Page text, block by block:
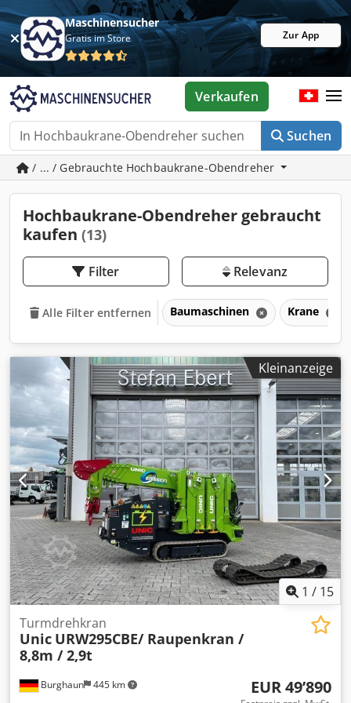
Maschinensucher
Gratis im Store Zur App
Suchen
Verkaufen
/ ... / Gebrauchte Hochbaukrane-Obendreher
Hochbaukrane-Obendreher gebraucht
kaufen (13)
Filter Relevanz
Alle Filter entfernen Baumaschinen Krane
Kleinanzeige
1 / 15
Burghaun 445 km
Turmdrehkran
Unic URW295CBE/ Raupenkran /
8,8m / 2,9t
EUR 49’890